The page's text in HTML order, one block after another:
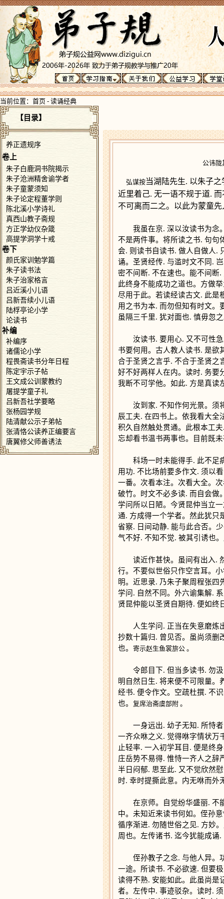
当前位置： 首页 - 读诵经典
【 目录】
养正遗规序
卷上
朱子白鹿洞书院揭示
朱子沧洲精舍谕学者
朱子童蒙须知
朱子论定程董学则
陈北溪小学诗礼
真西山教子斋规
方正学幼仪杂箴
高提学洞学十戒
卷下
颜氏家训勉学篇
朱子读书法
朱子治家格言
吕近溪小儿语
吕新吾续小儿语
陆桴亭论小学
论读书
补编
补编序
诸儒论小学
程畏斋读书分年日程
陈定宇示子帖
王文成公训蒙教约
屠提学童子礼
吕新吾社学要略
张杨园学规
陆清献公示子弟帖
张清恪公读养正编要言
唐翼修父师善诱法
公讳
弘谋按当湖陆先生. 以朱子
近里着己. 无一语不规于道.
不可离而二之。以此为蒙童
我虽在京. 深以汝读书为念。
不是两件事。将所读之书. 句句
会. 则读书自读书. 做人自做人.
诵。圣贤经传. 与滥时文不同.
密不间断. 不在速也。能不间断
此终身不能成功之道也。方做
尽用于此。若读经读古文. 此是
用之书为本. 而勿但知有时文。
虽隔三千里. 犹对面也. 慎毋忽
汝读书. 要用心. 又不可性急
书要何用。古人教人读书. 是欲
合于圣贤之言乎. 不合于圣贤之
好不好两样人在内。读时. 务要
我断不可学他。如此. 方是真
汝到家. 不知作何光景。须将
辰工夫. 在四书上。依我看大全
积久自然触处贯通。此根本工
忘却看书温书两事也。目前既
科场一时未能得手. 此不足病
用功. 不比场前要多作文. 须以
一番。次看本注。次看大全。
破竹。时文不必多读. 而自会做
学问所以日陋。今贤昆仲当立
通. 方成得一个学者。然此犹只
省察. 日间动静. 能与此合否。
气不好. 不知不觉. 被其引诱也
读近作甚快。虽间有出入. 然
行。不要似世俗只作空言耳。
明。近思录. 乃朱子聚周程张四
学问. 自然不同。外六谕集解.
贤昆仲能以圣贤自期待. 便如终
人生学问. 正当在失意磨炼出
抄数十篇归. 曾见否。虽尚须删
也。 寄示赵生鱼裳旂公 。
令郎目下. 但当多读书. 勿汲
明自然日生. 将来便不可限量。
经书. 便令作文。空疏杜撰. 不
也。 复席治斋虞部附 。
一身远出. 幼子无知. 所恃者.
一齐众咻之义. 觉得咻字情状万
止轻率. 一入初学耳目. 便是终
庄岳势不易得. 惟恃一齐人之辞
半日闷郁. 思至此. 又不觉欣然
时. 幸时提撕此意。内无咻而外
在京师。自觉纷华盛丽. 不能
中。未知近来读书何如。侄孙
循序渐进. 勿随世俗之见. 方妙
周也。左传诸书. 迄今犹能成诵
侄孙教子之念. 与他人异。功
一途。所读书. 不必欲速. 但要
读得不熟. 安能如此。此虽尚是
者。左传中. 事迹驳杂。读时.